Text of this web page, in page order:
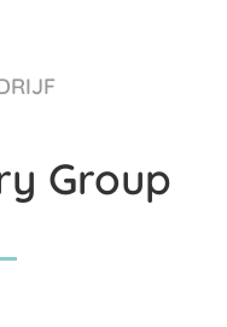
Group